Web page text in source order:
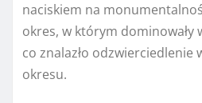
naciskiem na
okres, w którym dominowały
co znalazło odzwierciedlenie
okresu.